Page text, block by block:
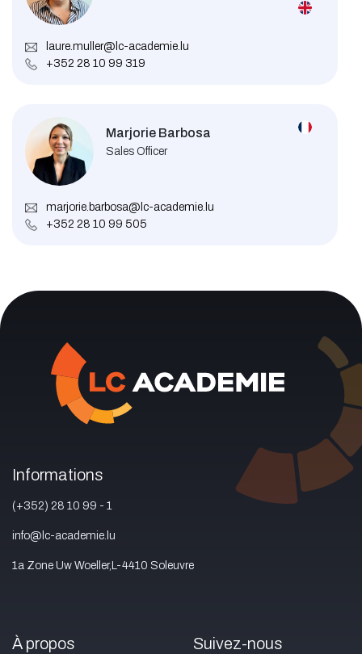
laure.muller@lc-academie.lu
+352 28 10 99 319
Marjorie Barbosa
Sales Officer
marjorie.barbosa@lc-academie.lu
+352 28 10 99 505
Informations
(+352) 28 10 99 - 1
info@lc-academie.lu
1a Zone Uw Woeller,L-4410 Soleuvre
À propos Suivez-nous